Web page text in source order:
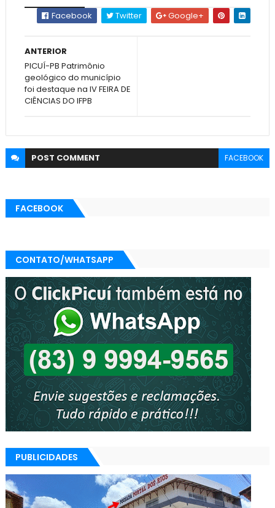
Facebook
Twitter Google+
ANTERIOR
PICUÍ-PB Patrimônio
geológico do município
foi destaque na IV FEIRA DE
CIÊNCIAS DO IFPB
POST COMMENT FACEBOOK
FACEBOOK
CONTATO/WHATSAPP
PUBLICIDADES